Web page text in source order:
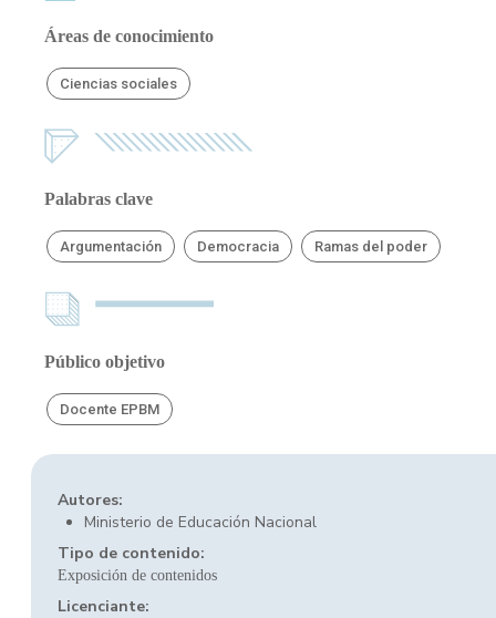
Áreas de conocimiento
Ciencias sociales
Palabras clave
Argumentación Democracia Ramas del poder
Público objetivo
Docente EPBM
Autores:
Ministerio de Educación Nacional
Tipo de contenido:
Exposición de contenidos
Licenciante: